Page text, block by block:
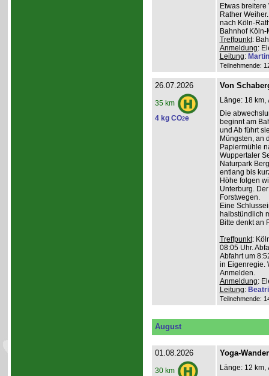
Etwas
Rather
nach Köln-
Bahnhof
Treffpunkt:
Anmeldung:
Leitung:
Teilnehmende:
26.07.2026
35 km
4 kg CO2e
Von
Länge: 18 km,
Die
beginnt am
und Ab führt
Müngsten, an
Papiermühle
Wuppertaler
Naturpark
entlang bis
Höhe folgen
Unterburg.
Forstwegen.
Eine
halbstündlich
Bitte denkt an
Treffpunkt:
08:05 Uhr.
Abfahrt um
in Eigenregie.
Anmelden.
Anmeldung:
Leitung:
Teilnehmende:
August
01.08.2026
30 km
Yoga-
Länge: 12 km,